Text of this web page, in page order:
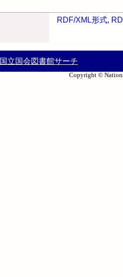
RDF/XML形式,
国立国会図書館サーチ
Copyright ©